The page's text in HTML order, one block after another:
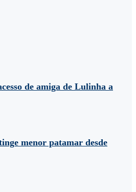
de amiga de Lulinha a
menor patamar desde